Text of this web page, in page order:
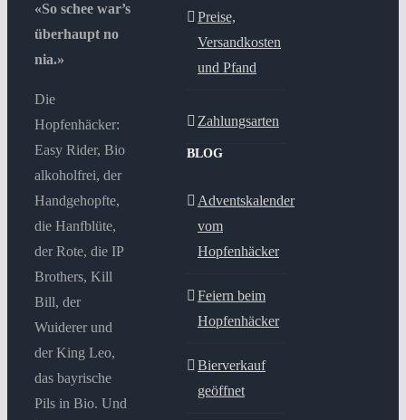
«So schee war’s
überhaupt no
nia.»
Die
Hopfenhäcker:
Easy Rider, Bio
alkoholfrei, der
Handgehopfte,
die Hanfblüte,
der Rote, die IP
Brothers, Kill
Bill, der
Wuiderer und
der King Leo,
das bayrische
Pils in Bio. Und
Preise,
Versandkosten
und Pfand
Zahlungsarten
BLOG
Adventskalender
vom
Hopfenhäcker
Feiern beim
Hopfenhäcker
Bierverkauf
geöffnet